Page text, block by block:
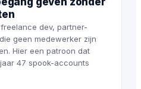
dev, partner-
geen medewerker zijn
Hier een patroon dat
47 spook-accounts